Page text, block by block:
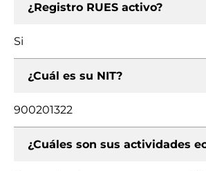
¿Registro RUES activo?
Si
¿Cuál es su NIT?
900201322
¿Cuáles son sus actividades